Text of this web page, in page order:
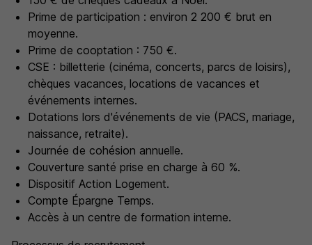
Prime de participation : environ 2 200 € brut en
moyenne.
Prime de cooptation : 750 €.
CSE : billetterie (cinéma, concerts, parcs de loisirs),
chèques vacances, locations de vacances et
événements internes.
Dotations lors d'événements de vie (PACS, mariage,
naissance, retraite).
Journée de cohésion annuelle.
Couverture santé prise en charge à 60 %.
Dispositif Action Logement.
Compte Épargne Temps.
Accès à un centre de formation interne.